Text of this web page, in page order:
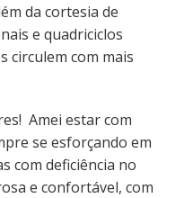
da cortesia de
e quadriciclos
circulem com mais
Amei estar com
se esforçando em
com deficiência no
e confortável, com